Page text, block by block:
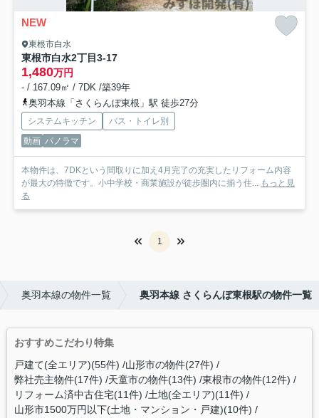
NEW
東根市白水
東根市白水2丁目3-17
1,480万円
- / 167.09㎡ / 7DK /築39年
奥羽本線「さくらんぼ東根」駅 徒歩27分
システムキッチン
バス・トイレ別
動画 パノラマ
本物件は、7DKという間取りに加え4月完了の充実したリフォーム内容
が最大の特徴です。小中学校・商業施設が徒歩圏内に揃う住... もっと見
る
1
奥羽本線の物件一覧 奥羽本線 さくらんぼ東根駅の物件一覧
おすすめこだわり特集
戸建て(全エリア)(55件) 山形市の物件(27件)
弊社売主物件(17件) 天童市の物件(13件) 東根市の物件(12件)
リフォーム済中古住宅(11件) 土地(全エリア)(11件)
山形市1500万円以下(土地・マンション・戸建)(10件)